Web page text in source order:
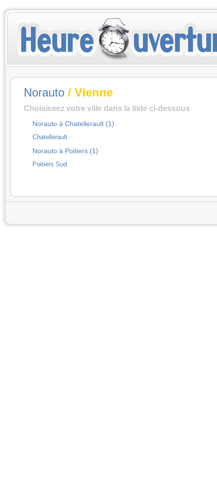
Norauto / Vienne
Choisissez votre ville dans la liste ci-dessous
Norauto à Chatellerault (1)
Chatellerault
Norauto à Poitiers (1)
Poitiers Sud